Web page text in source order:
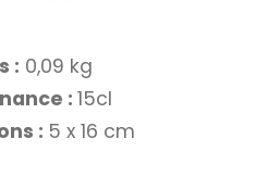
: 0,09 kg
: 15cl
: 5 x 16 cm